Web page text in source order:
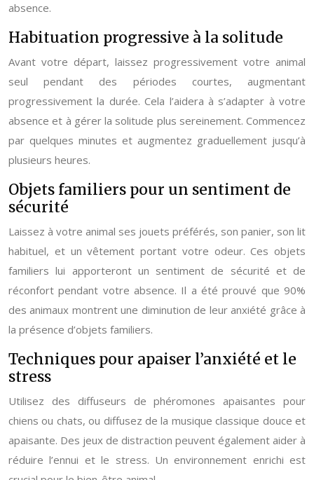
absence.
Habituation progressive à la solitude
Avant votre départ, laissez progressivement votre animal
seul pendant des périodes courtes, augmentant
progressivement la durée. Cela l’aidera à s’adapter à votre
absence et à gérer la solitude plus sereinement. Commencez
par quelques minutes et augmentez graduellement jusqu’à
plusieurs heures.
Objets familiers pour un sentiment de
sécurité
Laissez à votre animal ses jouets préférés, son panier, son lit
habituel, et un vêtement portant votre odeur. Ces objets
familiers lui apporteront un sentiment de sécurité et de
réconfort pendant votre absence. Il a été prouvé que 90%
des animaux montrent une diminution de leur anxiété grâce à
la présence d’objets familiers.
Techniques pour apaiser l’anxiété et le
stress
Utilisez des diffuseurs de phéromones apaisantes pour
chiens ou chats, ou diffusez de la musique classique douce et
apaisante. Des jeux de distraction peuvent également aider à
réduire l’ennui et le stress. Un environnement enrichi est